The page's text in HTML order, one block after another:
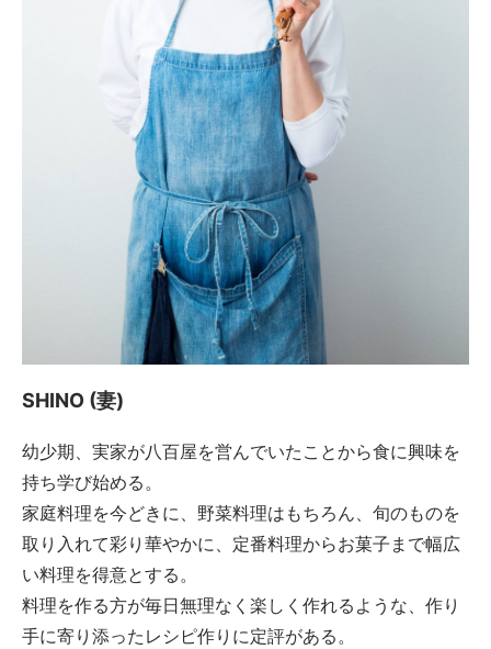
SHINO (妻)
幼少期、実家が八百屋を営んでいたことから食に興味を
持ち学び始める。
家庭料理を今どきに、野菜料理はもちろん、旬のものを
取り入れて彩り華やかに、定番料理からお菓子まで幅広
い料理を得意とする。
料理を作る方が毎日無理なく楽しく作れるような、作り
手に寄り添ったレシピ作りに定評がある。